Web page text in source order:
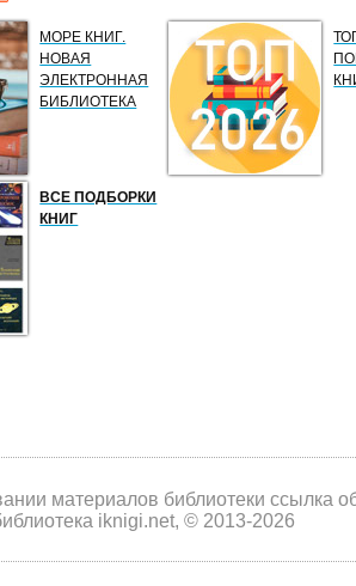
МОРЕ КНИГ.
НОВАЯ
ЭЛЕКТРОННАЯ
БИБЛИОТЕКА
ВСЕ ПОДБОРКИ
КНИГ
материалов библиотеки ссылка
iknigi.net, © 2013-2026